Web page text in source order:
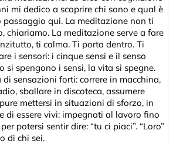
mi dedico a scoprire chi sono e qual è
passaggio qui. La meditazione non ti
chiariamo. La meditazione serve a fare
ti calma. Ti porta dentro. Ti
i sensori: i cinque sensi e il senso
si spengono i sensi, la vita si spegne.
di sensazioni forti: correre in macchina,
sballare in discoteca, assumere
mettersi in situazioni di sforzo, in
di essere vivi: impegnati al lavoro fino
potersi sentir dire: “tu ci piaci”. “Loro”
di chi sei.